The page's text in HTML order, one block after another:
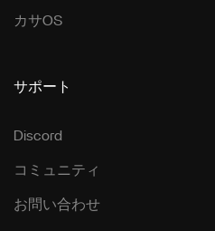
カサOS
サポート
Discord
コミュニティ
お問い合わせ